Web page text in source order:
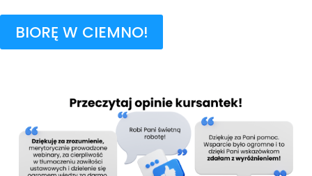
BIORĘ W CIEMNO!